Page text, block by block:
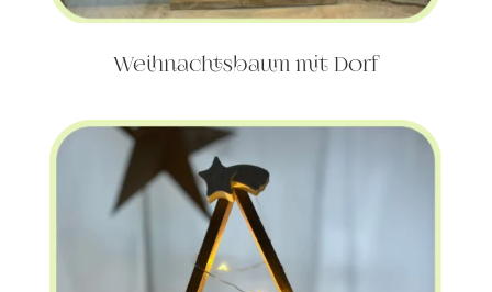
Weihnachtsbaum mit Dorf